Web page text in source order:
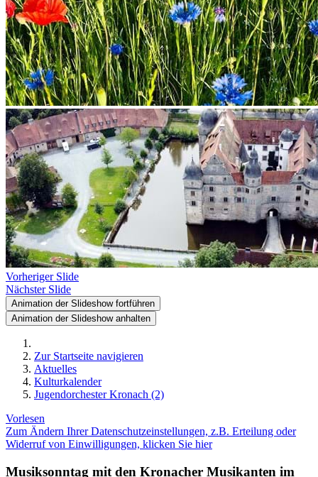
Vorheriger Slide
Nächster Slide
Animation der Slideshow fortführen
Animation der Slideshow anhalten
Zur Startseite navigieren
Aktuelles
Kulturkalender
Jugendorchester Kronach (2)
Vorlesen
Zum Ändern Ihrer Datenschutzeinstellungen, z.B. Erteilung oder
Widerruf von Einwilligungen, klicken Sie hier
Musiksonntag mit den Kronacher Musikanten im